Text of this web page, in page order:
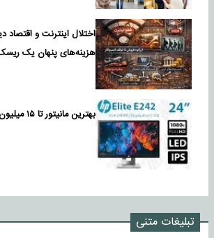
اختلال اینترنت و اقتصاد
هزینه‌های پنهان یک
بهترین مانیتور تا ۱۵ میلیون تومان
تبلیغات متنی